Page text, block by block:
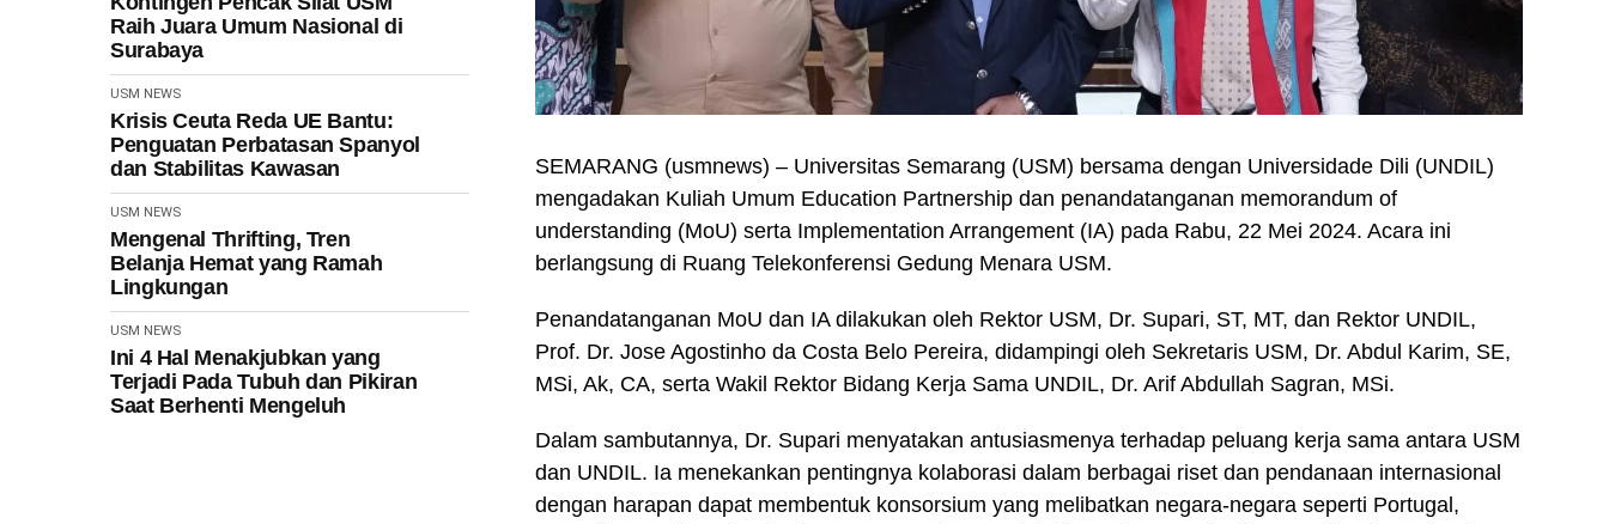
Raih Juara Umum Nasional di
Surabaya
USM NEWS
Krisis Ceuta Reda UE Bantu:
Penguatan Perbatasan Spanyol
dan Stabilitas Kawasan
USM NEWS
Mengenal Thrifting, Tren
Belanja Hemat yang Ramah
Lingkungan
USM NEWS
Ini 4 Hal Menakjubkan yang
Terjadi Pada Tubuh dan Pikiran
Saat Berhenti Mengeluh
SEMARANG (usmnews) – Universitas Semarang (USM) bersama dengan Universidade Dili (UNDIL)
mengadakan Kuliah Umum Education Partnership dan penandatanganan memorandum of
understanding (MoU) serta Implementation Arrangement (IA) pada Rabu, 22 Mei 2024. Acara ini
berlangsung di Ruang Telekonferensi Gedung Menara USM.
Penandatanganan MoU dan IA dilakukan oleh Rektor USM, Dr. Supari, ST, MT, dan Rektor UNDIL,
Prof. Dr. Jose Agostinho da Costa Belo Pereira, didampingi oleh Sekretaris USM, Dr. Abdul Karim, SE,
MSi, Ak, CA, serta Wakil Rektor Bidang Kerja Sama UNDIL, Dr. Arif Abdullah Sagran, MSi.
Dalam sambutannya, Dr. Supari menyatakan antusiasmenya terhadap peluang kerja sama antara USM
dan UNDIL. Ia menekankan pentingnya kolaborasi dalam berbagai riset dan pendanaan internasional
dengan harapan dapat membentuk konsorsium yang melibatkan negara-negara seperti Portugal,